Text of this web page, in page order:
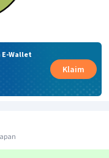
E-Wallet
Klaim